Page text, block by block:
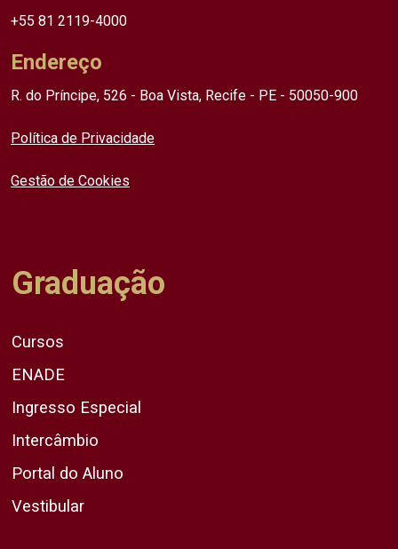
+55 81 2119-4000
Endereço
R. do Príncipe, 526 - Boa Vista, Recife - PE - 50050-900
Política de Privacidade
Gestão de Cookies
Graduação
Cursos
ENADE
Ingresso Especial
Intercâmbio
Portal do Aluno
Vestibular